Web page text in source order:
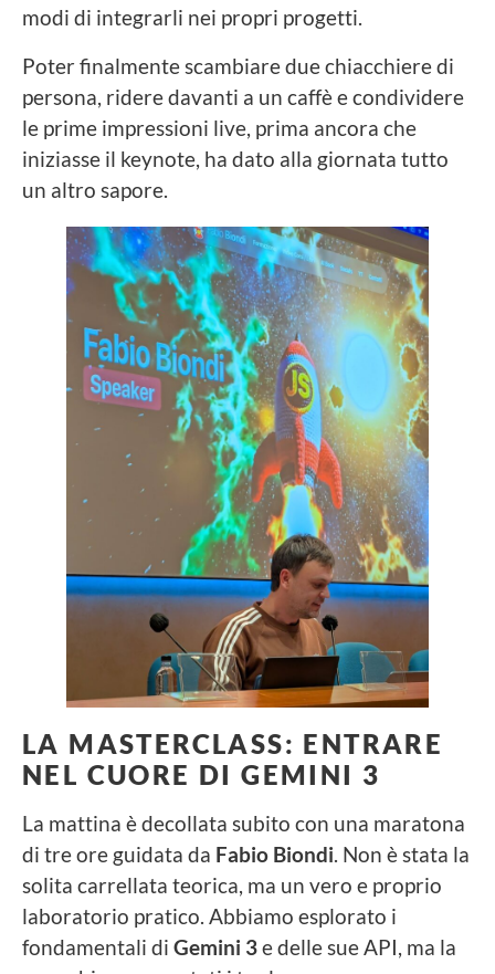
modi di integrarli nei propri progetti.
Poter finalmente scambiare due chiacchiere di
persona, ridere davanti a un caffè e condividere
le prime impressioni live, prima ancora che
iniziasse il keynote, ha dato alla giornata tutto
un altro sapore.
LA MASTERCLASS: ENTRARE
NEL CUORE DI GEMINI 3
La mattina è decollata subito con una maratona
di tre ore guidata da Fabio Biondi. Non è stata la
solita carrellata teorica, ma un vero e proprio
laboratorio pratico. Abbiamo esplorato i
fondamentali di Gemini 3e delle sue API, ma la